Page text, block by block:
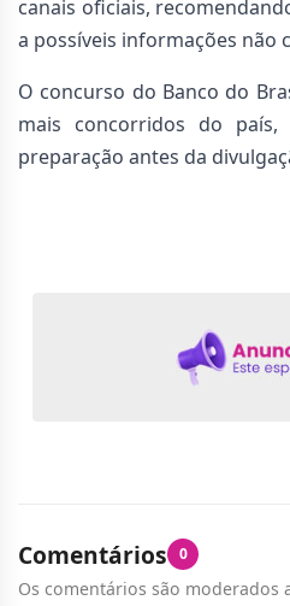
canais oficiais,
a possíveis informações não
O concurso do Banco do
mais concorridos do
preparação antes da
Comentários 0
Os comentários são moderados